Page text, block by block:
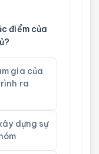
điểm của
gia của
ra
dựng sự